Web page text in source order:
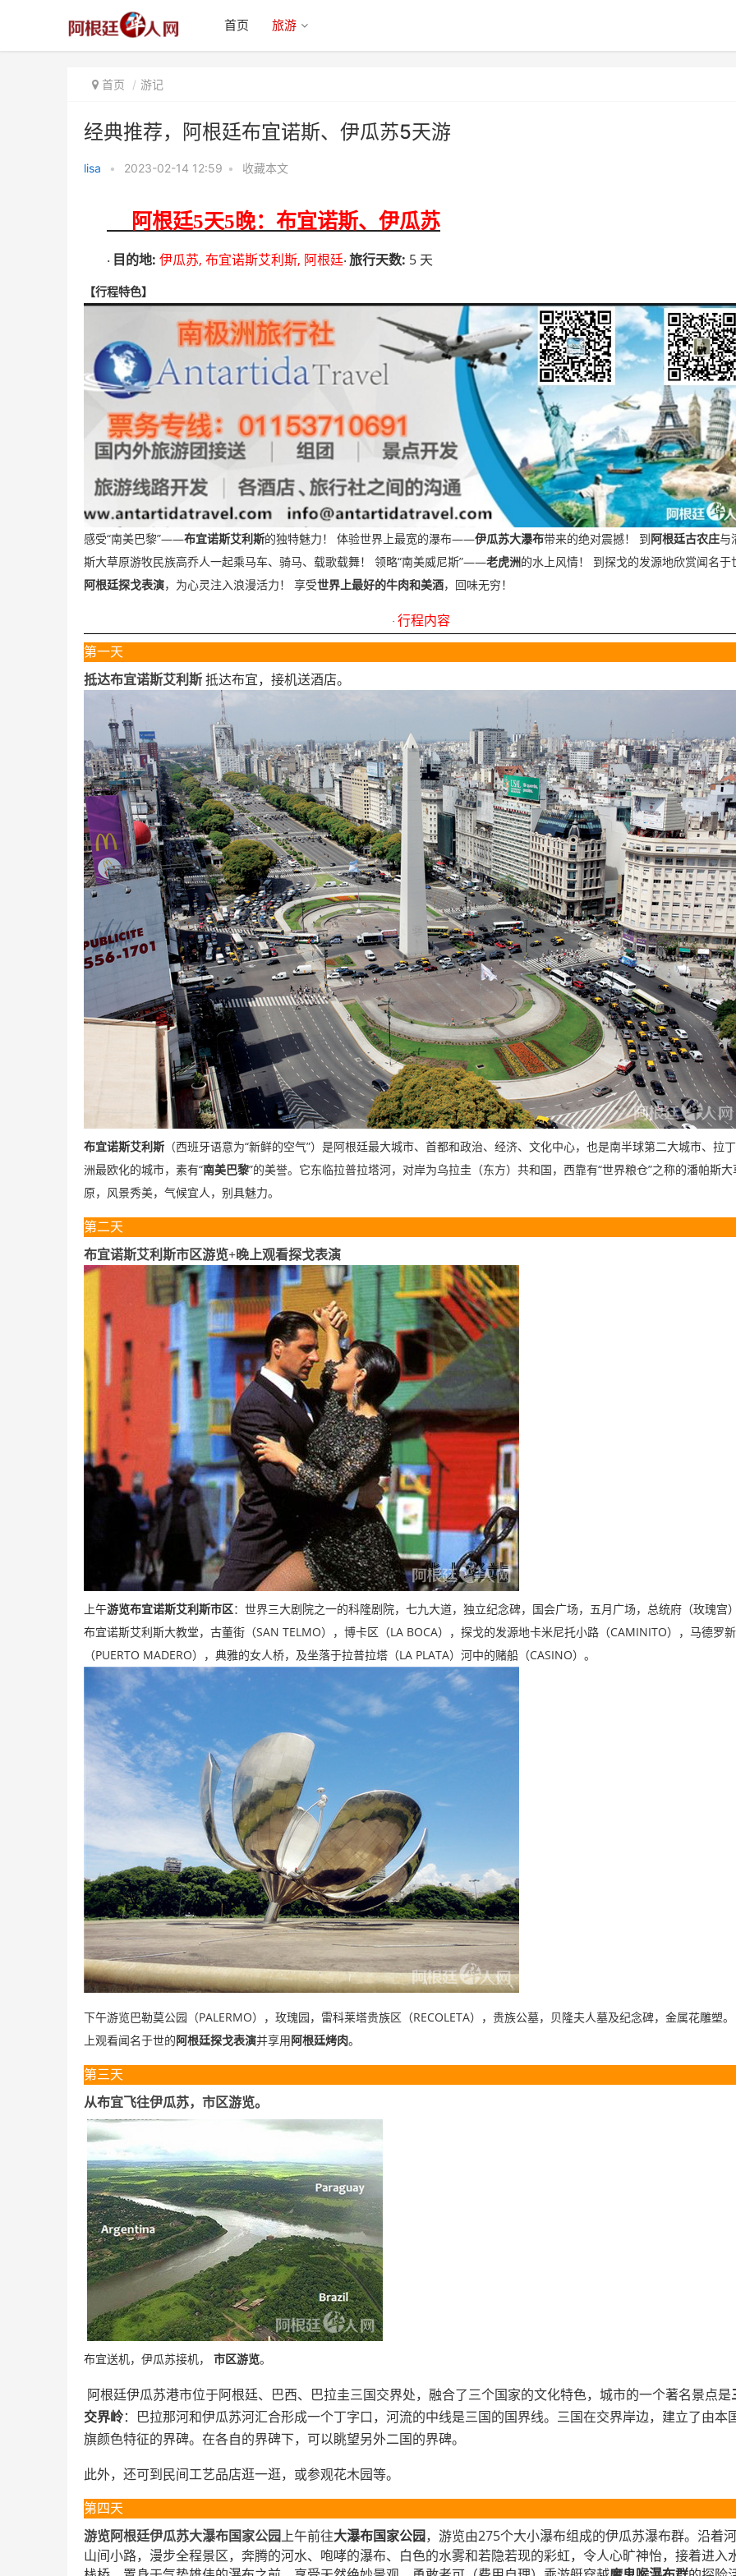
首页 旅游
首页 游记
经典推荐，阿根廷布宜诺斯、伊瓜苏5天游
lisa • 2023-02-14 12:59 • 收藏本文
阿根廷5天5晚：布宜诺斯、伊瓜苏
· 目的地: 伊瓜苏, 布宜诺斯艾利斯, 阿根廷· 旅行天数: 5 天
【行程特色】
感受“南美巴黎”——布宜诺斯艾利斯的独特魅力！ 体验世界上最宽的瀑布——伊瓜苏大瀑布带来的绝对震撼！ 到 阿根廷古农庄与
斯大草原游牧民族高乔人一起乘马车、骑马、载歌载舞！
领略“南美威尼斯”——老虎洲 的水上风情！
到探戈的发源地欣赏闻名于
阿根廷探戈表演，为心灵注入浪漫活力！ 享受世界上最好的牛肉和美酒，回味无穷！
· 行程内容
第一天
抵达布宜诺斯艾利斯 抵达布宜，接机送酒店。
布宜诺斯艾利斯 （西班牙语意为“新鲜的空气”）是阿根廷最大城市、首都和政治、经济、文化中心，也是南半球第二大城市、拉
洲最欧化的城市，素有“南美巴黎”的美誉。它东临拉普拉塔河，对岸为乌拉圭（东方）共和国，西靠有“世界粮仓”之称的潘帕斯大
原，风景秀美，气候宜人，别具魅力。
第二天
布宜诺斯艾利斯市区游览+晚上观看探戈表演
上午游览布宜诺斯艾利斯市区：世界三大剧院之一的科隆剧院，七九大道，独立纪念碑，国会广场，五月广场，总统府（玫瑰宫
布宜诺斯艾利斯大教堂，古董街（SAN TELMO），博卡区（LA BOCA），探戈的发源地卡米尼托小路（CAMINITO），马德罗
（PUERTO MADERO），典雅的女人桥，及坐落于拉普拉塔（LA PLATA）河中的赌船（CASINO）。
下午游览巴勒莫公园（PALERMO），玫瑰园，雷科莱塔贵族区（RECOLETA），贵族公墓，贝隆夫人墓及纪念碑，金属花雕塑。
上观看闻名于世的 阿根廷探戈表演并享用 阿根廷烤肉。
第三天
从布宜飞往伊瓜苏，市区游览。
布宜送机，伊瓜苏接机， 市区游览。
阿根廷伊瓜苏港市位于阿根廷、巴西、巴拉圭三国交界处，融合了三个国家的文化特色，城市的一个著名景点是
交界岭：巴拉那河和伊瓜苏河汇合形成一个丁字口，河流的中线是三国的国界线。三国在交界岸边，建立了由本
旗颜色特征的界碑。在各自的界碑下，可以眺望另外二国的界碑。
此外，还可到民间工艺品店逛一逛，或参观花木园等。
第四天
游览阿根廷伊瓜苏大瀑布国家公园 上午前往大瀑布国家公园 ，游览由275个大小瀑布组成的伊瓜苏瀑布群。沿着
山间小路，漫步全程景区，奔腾的河水、咆哮的瀑布、白色的水雾和若隐若现的彩虹，令人心旷神怡，接着进入